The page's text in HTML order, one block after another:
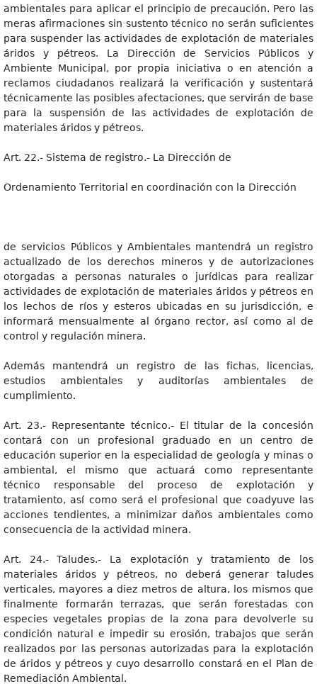
ambientales para aplicar el principio de precaución. Pero las
meras afirmaciones sin sustento técnico no serán suficientes
para suspender las actividades de explotación de materiales
áridos y pétreos. La Dirección de Servicios Públicos y
Ambiente Municipal, por propia iniciativa o en atención a
reclamos ciudadanos realizará la verificación y sustentará
técnicamente las posibles afectaciones, que servirán de base
para la suspensión de las actividades de explotación de
materiales áridos y pétreos.
Art. 22.- Sistema de registro.- La Dirección de
Ordenamiento Territorial en coordinación con la Dirección
de servicios Públicos y Ambientales mantendrá un registro
actualizado de los derechos mineros y de autorizaciones
otorgadas a personas naturales o jurídicas para realizar
actividades de explotación de materiales áridos y pétreos en
los lechos de ríos y esteros ubicadas en su jurisdicción, e
informará mensualmente al órgano rector, así como al de
control y regulación minera.
Además mantendrá un registro de las fichas, licencias,
estudios ambientales y auditorías ambientales de
cumplimiento.
Art. 23.- Representante técnico.- El titular de la concesión
contará con un profesional graduado en un centro de
educación superior en la especialidad de geología y minas o
ambiental, el mismo que actuará como representante
técnico responsable del proceso de explotación y
tratamiento, así como será el profesional que coadyuve las
acciones tendientes, a minimizar daños ambientales como
consecuencia de la actividad minera.
Art. 24.- Taludes.- La explotación y tratamiento de los
materiales áridos y pétreos, no deberá generar taludes
verticales, mayores a diez metros de altura, los mismos que
finalmente formarán terrazas, que serán forestadas con
especies vegetales propias de la zona para devolverle su
condición natural e impedir su erosión, trabajos que serán
realizados por las personas autorizadas para la explotación
de áridos y pétreos y cuyo desarrollo constará en el Plan de
Remediación Ambiental.